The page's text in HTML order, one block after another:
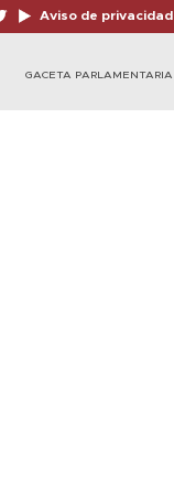
Aviso de privacidad
GACETA PARLAMENTARIA